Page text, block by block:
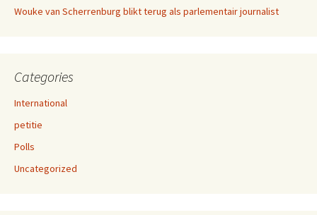
Wouke van Scherrenburg blikt terug als parlementair journalist
Categories
International
petitie
Polls
Uncategorized